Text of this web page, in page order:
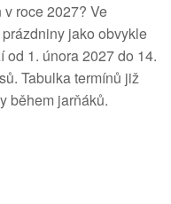
roce 2027? Ve
jako obvykle
1. února 2027 do 14.
Tabulka termínů již
během jarňáků.